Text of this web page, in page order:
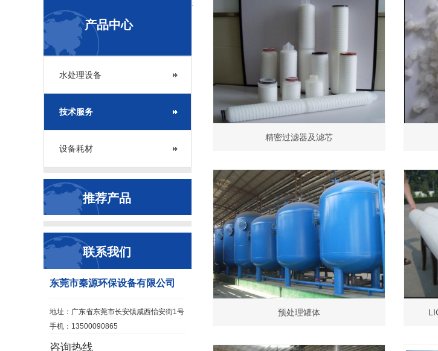
产品中心
水处理设备
技术服务
设备耗材
推荐产品
联系我们
东莞市秦源环保设备有限公司
地址：广东省东莞市长安镇咸西怡安街1号
手机：13500090865
咨询热线
精密过滤器及滤芯
预处理罐体